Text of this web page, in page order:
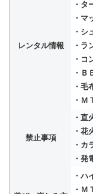
レンタル情報
・タ
・マ
・シ
・ラ
・コ
・Ｂ
・毛
・Ｍ
禁止事項
・直
・花
・カ
・発
・ハ
・Ｍ